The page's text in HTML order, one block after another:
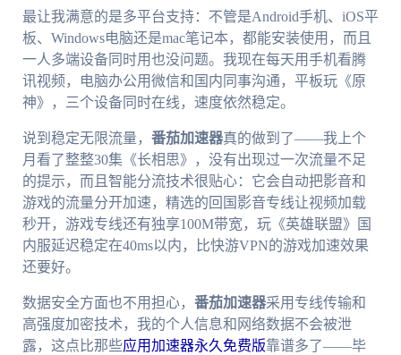
最让我满意的是多平台支持：不管是Android手机、iOS平
板、Windows电脑还是mac笔记本，都能安装使用，而且
一人多端设备同时用也没问题。我现在每天用手机看腾
讯视频，电脑办公用微信和国内同事沟通，平板玩《原
神》，三个设备同时在线，速度依然稳定。
说到稳定无限流量， 番茄加速器真的做到了——我上个
月看了整整30集《长相思》，没有出现过一次流量不足
的提示，而且智能分流技术很贴心：它会自动把影音和
游戏的流量分开加速，精选的回国影音专线让视频加载
秒开，游戏专线还有独享100M带宽，玩《英雄联盟》国
内服延迟稳定在40ms以内，比快游VPN的游戏加速效果
还要好。
数据安全方面也不用担心， 番茄加速器采用专线传输和
高强度加密技术，我的个人信息和网络数据不会被泄
露，这点比那些应用加速器永久免费版靠谱多了——毕